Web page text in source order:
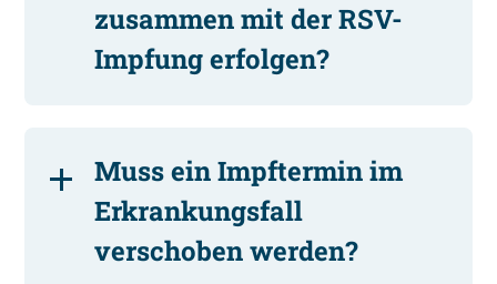
zusammen mit der RSV-
Impfung erfolgen?
Muss ein Impftermin im
Erkrankungsfall
verschoben werden?